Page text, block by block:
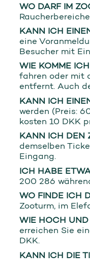
WO DARF IM
KANN ICH
eine
Besucher mit
WIE KOMME
fahren oder mit
entfernt. Auch
KANN ICH
werden (Preis:
kosten 10 DKK
KANN ICH DEN
demselben
Eingang.
ICH HABE
200 286
WO FINDE ICH
Zooturm, im
WIE HOCH UND
erreichen Sie
DKK.
KANN ICH DIE